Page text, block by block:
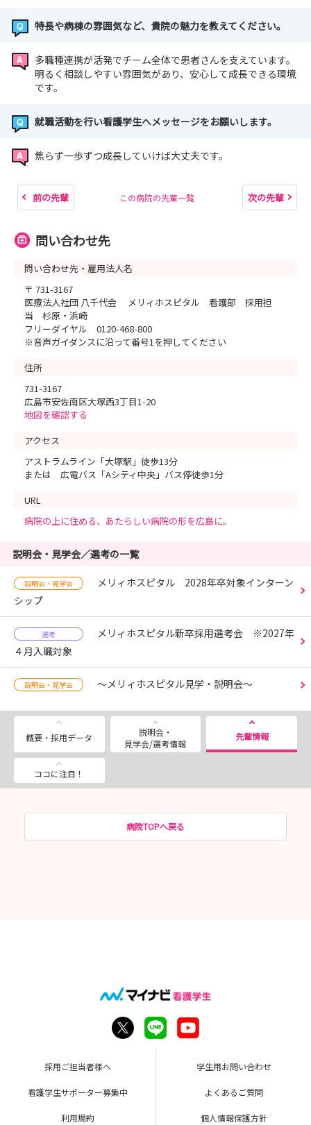
特長や病棟の雰囲気など、貴院の魅力を教えてください。
多職種連携が活発でチーム全体で患者さんを支えています。
明るく相談しやすい雰囲気があり、安心して成長できる環境
です。
就職活動を行い看護学生へメッセージをお願いします。
焦らず一歩ずつ成長していけば大丈夫です。
前の先輩 この病院の先輩一覧 次の先輩
問い合わせ先
問い合わせ先・雇用法人名
〒 731-3167
医療法人社団 八千代会 メリィホスピタル 看護部 採用担
当 杉原・浜崎
フリーダイヤル 0120-468-800
※音声ガイダンスに沿って番号1を押してください
住所
731-3167
広島市安佐南区大塚西3丁目1-20
地図を確認する
アクセス
アストラムライン「大塚駅」徒歩13分
または 広電バス「Aシティ中央」バス停徒歩1分
URL
病院の上に住める、あたらしい病院の形を広島に。
説明会・見学会／選考の一覧
説明会・見学会
メリィホスピタル 2028年卒対象インターン
シップ
選考
メリィホスピタル新卒採用選考会 ※2027年
４月入職対象
説明会・見学会 ～メリィホスピタル見学・説明会～
概要・採用データ
説明会・
見学会/選考情報
先輩情報
ココに注目！
病院TOPへ戻る
採用ご担当者様へ 学生用お問い合わせ
看護学生サポーター募集中 よくあるご質問
利用規約 個人情報保護方針